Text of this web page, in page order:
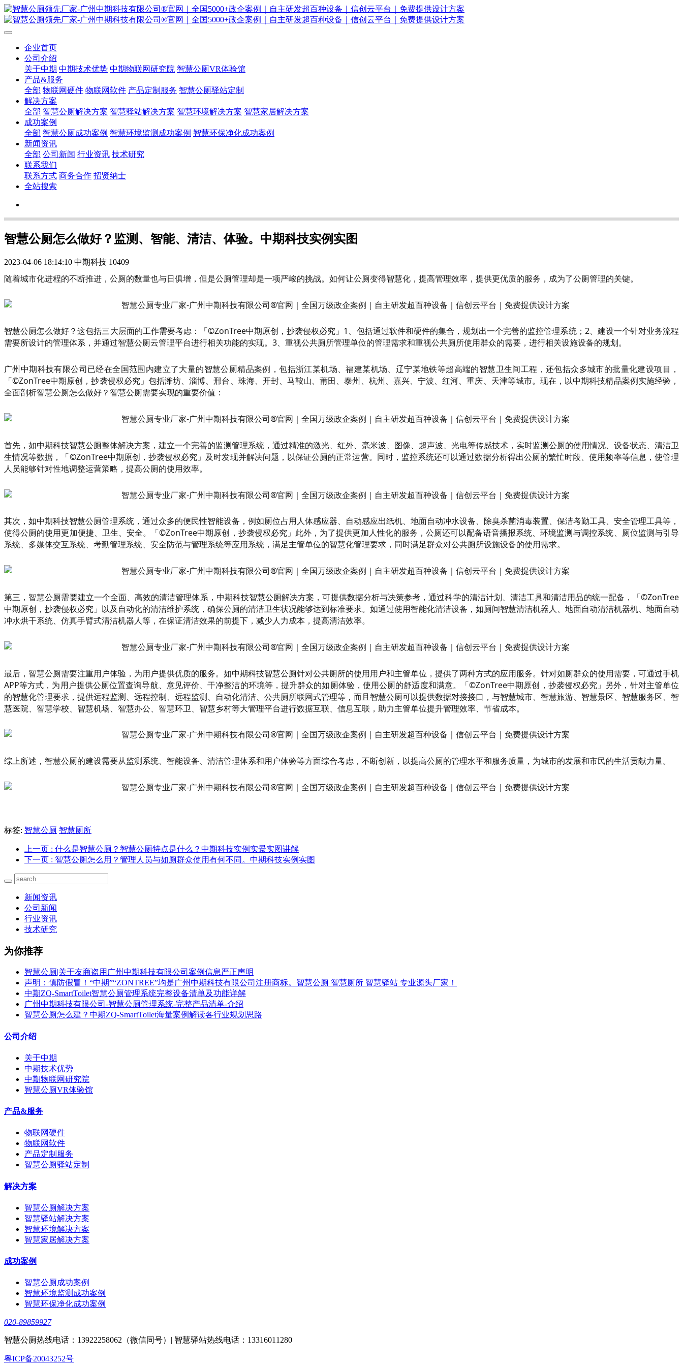
企业首页
公司介绍
关于中期 中期技术优势 中期物联网研究院 智慧公厕VR体验馆
产品&服务
全部 物联网硬件 物联网软件 产品定制服务 智慧公厕驿站定制
解决方案
全部 智慧公厕解决方案 智慧驿站解决方案 智慧环境解决方案 智慧家居解决方案
成功案例
全部 智慧公厕成功案例 智慧环境监测成功案例 智慧环保净化成功案例
新闻资讯
全部 公司新闻 行业资讯 技术研究
联系我们
联系方式 商务合作 招贤纳士
全站搜索
智慧公厕怎么做好？监测、智能、清洁、体验。中期科技实例实图
2023-04-06 18:14:10 中期科技 10409
随着城市化进程的不断推进，公厕的数量也与日俱增，但是公厕管理却是一项严峻的挑战。如何让公厕变得智慧化，提高管理效率，提供更优质的服务，成为了公厕管理的关键。
智慧公厕怎么做好？这包括三大层面的工作需要考虑：「©ZonTree中期原创，抄袭侵权必究」1、包括通过软件和硬件的集合，规划出一个完善的监控管理系统；2、建设一个针对业务流程
需要所设计的管理体系，并通过智慧公厕云管理平台进行相关功能的实现。3、重视公共厕所管理单位的管理需求和重视公共厕所使用群众的需要，进行相关设施设备的规划。
广州中期科技有限公司已经在全国范围内建立了大量的智慧公厕精品案例，包括浙江某机场、福建某机场、辽宁某地铁等超高端的智慧卫生间工程，还包括众多城市的批量化建设项目，
「©ZonTree中期原创，抄袭侵权必究」包括潍坊、淄博、邢台、珠海、开封、马鞍山、莆田、泰州、杭州、嘉兴、宁波、红河、重庆、天津等城市。现在，以中期科技精品案例实施经验，
全面剖析智慧公厕怎么做好？智慧公厕需要实现的重要价值：
首先，如中期科技智慧公厕整体解决方案，建立一个完善的监测管理系统，通过精准的激光、红外、毫米波、图像、超声波、光电等传感技术，实时监测公厕的使用情况、设备状态、清洁卫
生情况等数据，「©ZonTree中期原创，抄袭侵权必究」及时发现并解决问题，以保证公厕的正常运营。同时，监控系统还可以通过数据分析得出公厕的繁忙时段、使用频率等信息，使管理
人员能够针对性地调整运营策略，提高公厕的使用效率。
其次，如中期科技智慧公厕管理系统，通过众多的便民性智能设备，例如厕位占用人体感应器、自动感应出纸机、地面自动冲水设备、除臭杀菌消毒装置、保洁考勤工具、安全管理工具等，
使得公厕的使用更加便捷、卫生、安全。「©ZonTree中期原创，抄袭侵权必究」此外，为了提供更加人性化的服务，公厕还可以配备语音播报系统、环境监测与调控系统、厕位监测与引导
系统、多媒体交互系统、考勤管理系统、安全防范与管理系统等应用系统，满足主管单位的智慧化管理要求，同时满足群众对公共厕所设施设备的使用需求。
第三，智慧公厕需要建立一个全面、高效的清洁管理体系，中期科技智慧公厕解决方案，可提供数据分析与决策参考，通过科学的清洁计划、清洁工具和清洁用品的统一配备，「©ZonTree
中期原创，抄袭侵权必究」以及自动化的清洁维护系统，确保公厕的清洁卫生状况能够达到标准要求。如通过使用智能化清洁设备，如厕间智慧清洁机器人、地面自动清洁机器机、地面自动
冲水烘干系统、仿真手臂式清洁机器人等，在保证清洁效果的前提下，减少人力成本，提高清洁效率。
最后，智慧公厕需要注重用户体验，为用户提供优质的服务。如中期科技智慧公厕针对公共厕所的使用用户和主管单位，提供了两种方式的应用服务。针对如厕群众的使用需要，可通过手机
APP等方式，为用户提供公厕位置查询导航、意见评价、干净整洁的环境等，提升群众的如厕体验，使用公厕的舒适度和满意。「©ZonTree中期原创，抄袭侵权必究」另外，针对主管单位
的智慧化管理要求，提供远程监测、远程控制、远程监测、自动化清洁、公共厕所联网式管理等，而且智慧公厕可以提供数据对接接口，与智慧城市、智慧旅游、智慧景区、智慧服务区、智
慧医院、智慧学校、智慧机场、智慧办公、智慧环卫、智慧乡村等大管理平台进行数据互联、信息互联，助力主管单位提升管理效率、节省成本。
综上所述，智慧公厕的建设需要从监测系统、智能设备、清洁管理体系和用户体验等方面综合考虑，不断创新，以提高公厕的管理水平和服务质量，为城市的发展和市民的生活贡献力量。
标签: 智慧公厕 智慧厕所
上一页 : 什么是智慧公厕？智慧公厕特点是什么？中期科技实例实景实图讲解
下一页 : 智慧公厕怎么用？管理人员与如厕群众使用有何不同。中期科技实例实图
新闻资讯
公司新闻
行业资讯
技术研究
为你推荐
智慧公厕|关于友商盗用广州中期科技有限公司案例信息严正声明
声明：慎防假冒！“中期”“ZONTREE”均是广州中期科技有限公司注册商标。智慧公厕 智慧厕所 智慧驿站 专业源头厂家！
中期ZQ-SmartToilet智慧公厕管理系统完整设备清单及功能详解
广州中期科技有限公司-智慧公厕管理系统-完整产品清单-介绍
智慧公厕怎么建？中期ZQ-SmartToilet海量案例解读各行业规划思路
公司介绍
关于中期
中期技术优势
中期物联网研究院
智慧公厕VR体验馆
产品&服务
物联网硬件
物联网软件
产品定制服务
智慧公厕驿站定制
解决方案
智慧公厕解决方案
智慧驿站解决方案
智慧环境解决方案
智慧家居解决方案
成功案例
智慧公厕成功案例
智慧环境监测成功案例
智慧环保净化成功案例
020-89859927
智慧公厕热线电话：13922258062（微信同号）| 智慧驿站热线电话：13316011280
粤ICP备20043252号